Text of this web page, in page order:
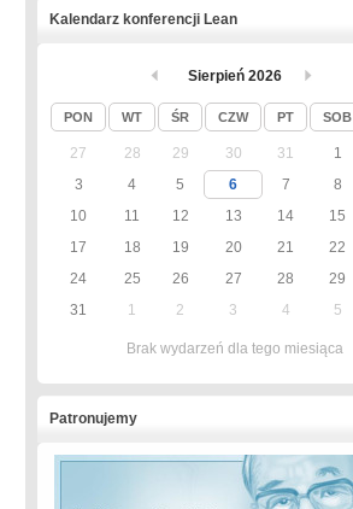
Kalendarz konferencji Lean
Sierpień 2026
PON WT ŚR CZW PT SOB
27 28 29 30 31 1
3
4 5 6 7 8
10
11 12 13 14 15
17
18 19 20 21 22
24
25 26 27 28 29
31
1 2 3 4 5
Brak wydarzeń dla tego miesiąca
Patronujemy